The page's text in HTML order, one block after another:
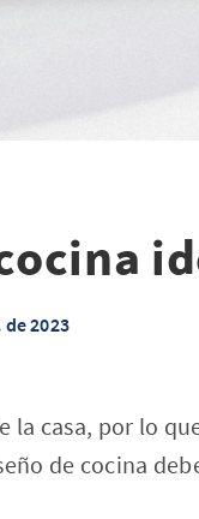
de 2023
la casa, por lo
de cocina